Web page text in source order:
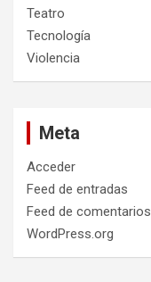
Teatro
Tecnología
Violencia
Meta
Acceder
Feed de entradas
Feed de comentarios
WordPress.org